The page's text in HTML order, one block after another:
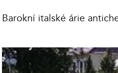
Barokní italské árie